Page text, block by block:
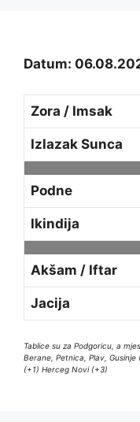
Datum:
Zora / Imsak
Izlazak Sunca
Podne
Ikindija
Akšam / Iftar
Jacija
Tablice su za Podgoricu, a
Berane, Petnica, Plav,
(+1) Herceg Novi (+3)